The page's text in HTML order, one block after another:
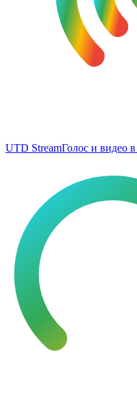
UTD StreamГолос и видео